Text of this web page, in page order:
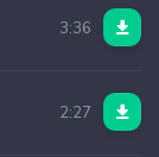
3:36
2:27